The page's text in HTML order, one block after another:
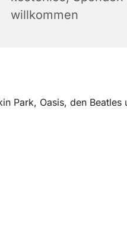
willkommen
Park, Oasis, den Beatles